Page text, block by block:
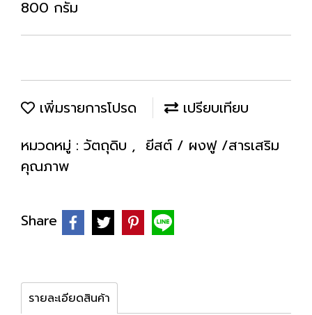
800 กรัม
เพิ่มรายการโปรด
เปรียบเทียบ
หมวดหมู่ : วัตถุดิบ , ยีสต์ / ผงฟู /สารเสริม
คุณภาพ
Share
รายละเอียดสินค้า